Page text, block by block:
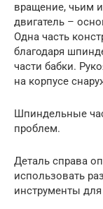
вращение, чьим
двигатель –
Одна часть
благодаря
части бабки.
на корпусе
Шпиндельные
проблем.
Деталь справа
использовать
инструменты